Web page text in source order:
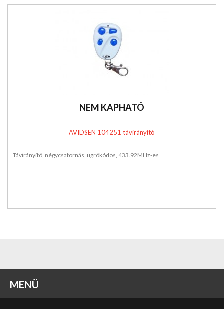
NEM KAPHATÓ
AVIDSEN 104251 távirányító
Távirányító, négycsatornás, ugrókódos, 433.92MHz-es
MENÜ